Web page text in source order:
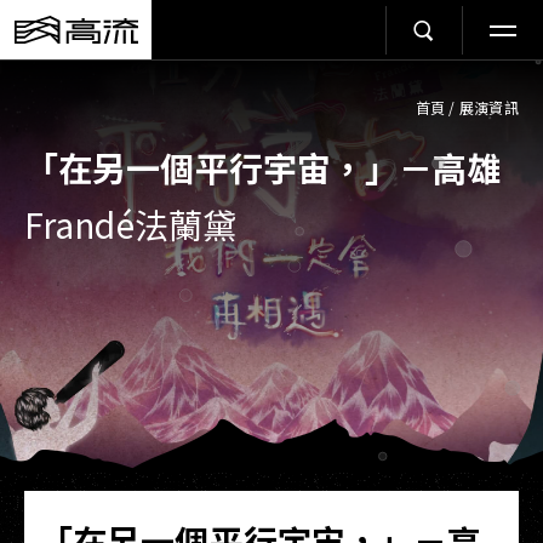
首頁 / 展演資訊
「在另一個平行宇宙，」－高雄
Frandé法蘭黛